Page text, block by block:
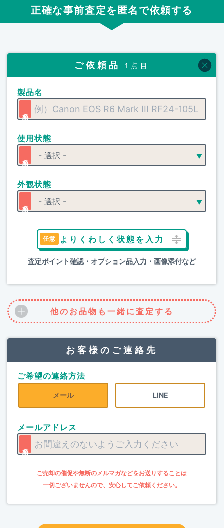
正確な事前査定を匿名で依頼する
ご依頼品 1点目
製品名
使用状態
外観状態
よりくわしく状態を入力
査定ポイント確認・オプション品入力・画像添付など
他のお品物も一緒に査定する
お客様のご連絡先
ご希望の連絡方法
メール LINE
メールアドレス